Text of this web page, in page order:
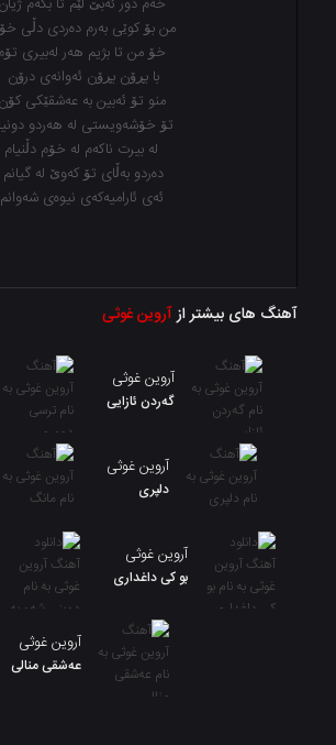
ئەی ئارامیەكەی نیوەی شەوانم
آهنگ های بیشتر ازآروین غوثی
آروین غوثی
گەردن ئازایی
آروین غوثی
دلپری
آروین غوثی
بو کی داغداری
آروین غوثی
عەشقی منالی